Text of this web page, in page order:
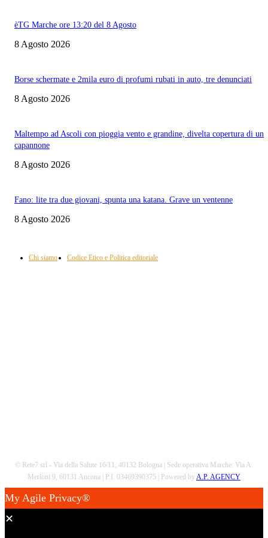
èTG Marche ore 13:20 del 8 Agosto
8 Agosto 2026
Borse schermate e 2mila euro di profumi rubati in auto, tre denunciati
8 Agosto 2026
Maltempo ad Ascoli con pioggia vento e grandine, divelta copertura di un
capannone
8 Agosto 2026
Fano: lite tra due giovani, spunta una katana. Grave un ventenne
8 Agosto 2026
Chi siamo Codice Etico e Politica editoriale
© Rete7 srl - Via della Salute 16/11, 40132 Bologna | Sede operativa Marche: Via A.
Merloni 9, 60131 Ancona | P.I. 03469390375 | Powered by A.P. AGENCY
My Agile Privacy®
✕